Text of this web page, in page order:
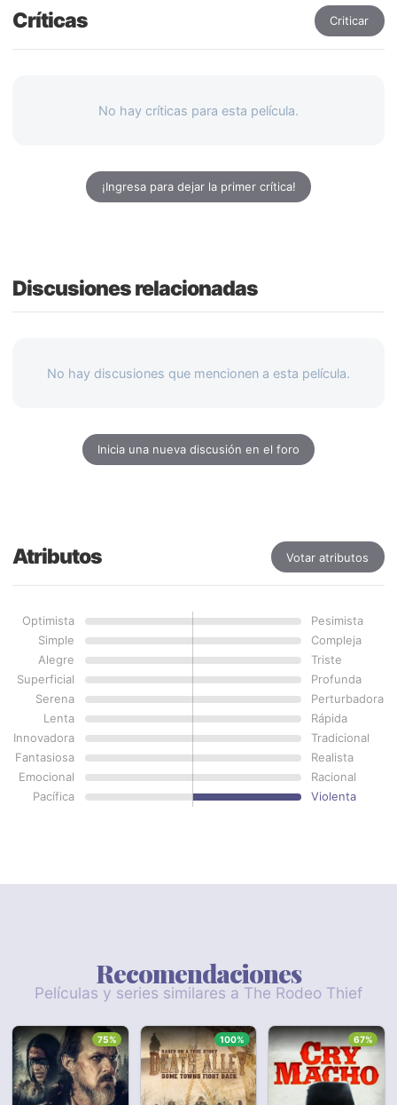
Críticas Criticar
No hay críticas para esta película.
¡Ingresa para dejar la primer crítica!
Discusiones relacionadas
No hay discusiones que mencionen a esta película.
Inicia una nueva discusión en el foro
Atributos Votar atributos
Optimista
Pesimista
Simple
Compleja
Alegre
Triste
Superficial
Profunda
Serena
Perturbadora
Lenta
Rápida
Innovadora
Tradicional
Fantasiosa
Realista
Emocional
Racional
Pacífica
Violenta
Recomendaciones
Películas y series similares a The Rodeo Thief
75% 100% 67%